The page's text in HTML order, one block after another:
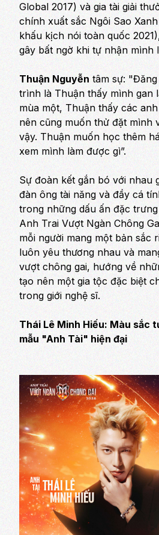
Global 2017) và gia tài giải
chính xuất sắc Ngôi Sao
khấu kịch nói toàn quốc
gây bất ngờ khi tự nhận mình
Thuận Nguyễn tâm sự:"Đăng
trình là Thuận thấy mình gan
mùa một, Thuận thấy các
nên cũng muốn thử đặt mình
vậy. Thuận muốn học thêm
xem mình làm được gì”.
Sự đoàn kết gắn bó với nhau
đàn ông tài năng và đầy cá
trong những dấu ấn đặc
Anh Trai Vượt Ngàn Chông
mỗi người mang một bản sắc
luôn yêu thương nhau và
vượt chông gai, hướng về
tạo nên một gia tộc đặc biệt
trong giới nghệ sĩ.
Thái Lê Minh Hiếu: Màu sắc
mẫu "Anh Tài" hiện đại